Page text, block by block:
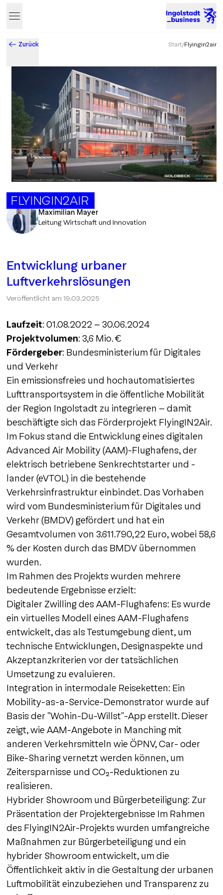
Zurück Start/Flyingin2air
Business & Innovation in Ingolstadt – Der Standort mit
FLYINGIN2AIR
Maximilian Mayer
Leitung Wirtschaft und Innovation
Entwicklung urbaner
Luftverkehrslösungen
Veröffentlicht am 19.03.2025
Laufzeit: 01.08.2022 – 30.06.2024
Projektvolumen: 3,6 Mio. €
Fördergeber: Bundesministerium für Digitales
und Verkehr
Ein emissionsfreies und hochautomatisiertes
Lufttransportsystem in die öffentliche Mobilität
der Region Ingolstadt zu integrieren – damit
beschäftigte sich das Förderprojekt FlyingIN2Air.
Im Fokus stand die Entwicklung eines digitalen
Advanced Air Mobility (AAM)-Flughafens, der
elektrisch betriebene Senkrechtstarter und -
lander (eVTOL) in die bestehende
Verkehrsinfrastruktur einbindet. Das Vorhaben
wird vom Bundesministerium für Digitales und
Verkehr (BMDV) gefördert und hat ein
Gesamtvolumen von 3.611.790,22 Euro, wobei 58,6
% der Kosten durch das BMDV übernommen
wurden.
Im Rahmen des Projekts wurden mehrere
bedeutende Ergebnisse erzielt:
Digitaler Zwilling des AAM-Flughafens: Es wurde
ein virtuelles Modell eines AAM-Flughafens
entwickelt, das als Testumgebung dient, um
technische Entwicklungen, Designaspekte und
Akzeptanzkriterien vor der tatsächlichen
Umsetzung zu evaluieren.
Integration in intermodale Reiseketten: Ein
Mobility-as-a-Service-Demonstrator wurde auf
Basis der "Wohin-Du-Willst"-App erstellt. Dieser
zeigt, wie AAM-Angebote in Manching mit
anderen Verkehrsmitteln wie ÖPNV, Car- oder
Bike-Sharing vernetzt werden können, um
Zeitersparnisse und CO₂-Reduktionen zu
realisieren.
Hybrider Showroom und Bürgerbeteiligung: Zur
Präsentation der Projektergebnisse Im Rahmen
des FlyingIN2Air-Projekts wurden umfangreiche
Maßnahmen zur Bürgerbeteiligung und ein
hybrider Showroom entwickelt, um die
Öffentlichkeit aktiv in die Gestaltung der urbanen
Luftmobilität einzubeziehen und Transparenz zu